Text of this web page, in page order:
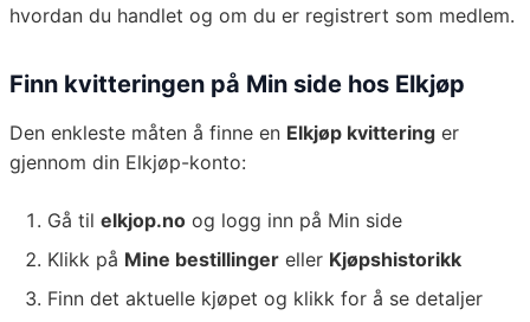
hvordan du handlet og om du er registrert som medlem.
Finn kvitteringen på Min side hos Elkjøp
Den enkleste måten å finne en Elkjøp kvittering er
gjennom din Elkjøp-konto:
Gå til elkjop.no og logg inn på Min side
Klikk på Mine bestillinger eller Kjøpshistorikk
Finn det aktuelle kjøpet og klikk for å se detaljer